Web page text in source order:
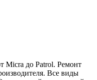
Micra до Patrol. Ремонт
Все виды